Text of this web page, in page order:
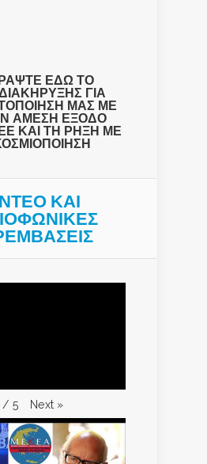
ΕΔΩ ΤΟ
ΓΙΑ
ΜΑΣ ΜΕ
ΑΜΕΣΗ ΕΞΟΔΟ
ΚΑΙ ΤΗ ΡΗΞΗ ΜΕ
ΚΑΙ
/ 5 Next »